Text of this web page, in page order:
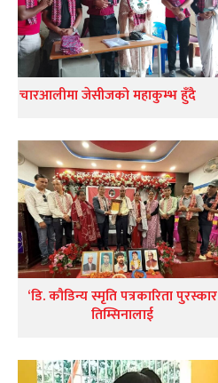
चारआलीमा जेसीजको महाकुम्भ हुँदै
‘डि. कौडिन्य स्मृति पत्रकारिता पुरस्कार
तिम्सिनालाई